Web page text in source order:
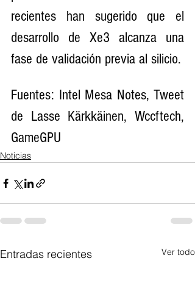
recientes han sugerido que el
desarrollo de Xe3 alcanza una
fase de validación previa al silicio.
Fuentes: Intel Mesa Notes, Tweet
de Lasse Kärkkäinen, Wccftech,
GameGPU
Noticias
Entradas recientes Ver todo